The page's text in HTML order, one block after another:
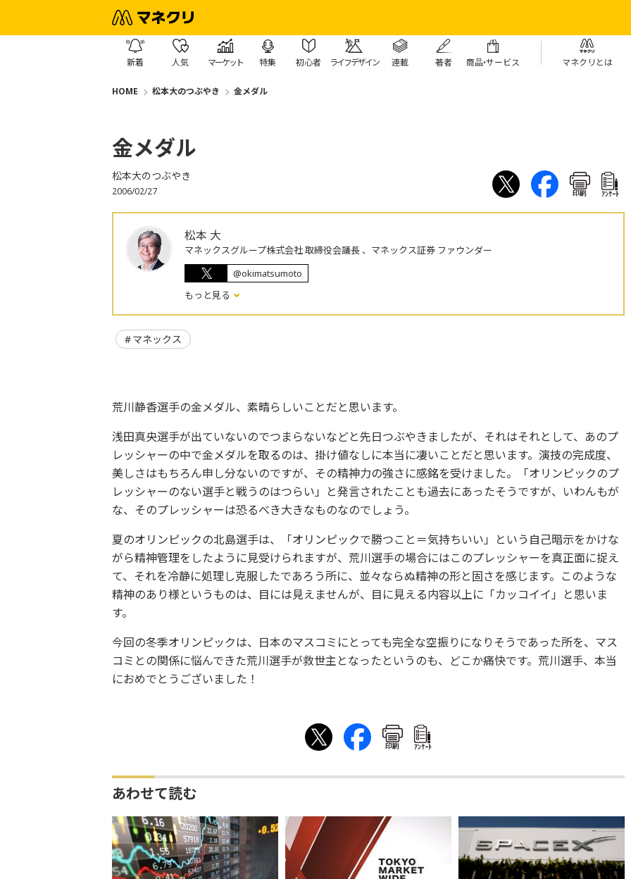
新着 人気 マーケット 特集 初心者 ライフデザイン 連載 著者 商品・サービス マネクリとは
HOME 松本大のつぶやき 金メダル
金メダル
松本大のつぶやき
2006/02/27 印刷 ｱﾝｹｰﾄ
松本 大
マネックスグループ株式会社 取締役会議長 、マネックス証券 ファウンダー
@okimatsumoto
もっと見る
マネックス
荒川静香選手の金メダル、素晴らしいことだと思います。
浅田真央選手が出ていないのでつまらないなどと先日つぶやきましたが、それはそれとして、あのプ
レッシャーの中で金メダルを取るのは、掛け値なしに本当に凄いことだと思います。演技の完成度、
美しさはもちろん申し分ないのですが、その精神力の強さに感銘を受けました。「オリンピックのプ
レッシャーのない選手と戦うのはつらい」と発言されたことも過去にあったそうですが、いわんもが
な、そのプレッシャーは恐るべき大きなものなのでしょう。
夏のオリンピックの北島選手は、「オリンピックで勝つこと＝気持ちいい」という自己暗示をかけな
がら精神管理をしたように見受けられますが、荒川選手の場合にはこのプレッシャーを真正面に捉え
て、それを冷静に処理し克服したであろう所に、並々ならぬ精神の形と固さを感じます。このような
精神のあり様というものは、目には見えませんが、目に見える内容以上に「カッコイイ」と思いま
す。
今回の冬季オリンピックは、日本のマスコミにとっても完全な空振りになりそうであった所を、マス
コミとの関係に悩んできた荒川選手が救世主となったというのも、どこか痛快です。荒川選手、本当
におめでとうございました！
印刷 ｱﾝｹｰﾄ
あわせて読む